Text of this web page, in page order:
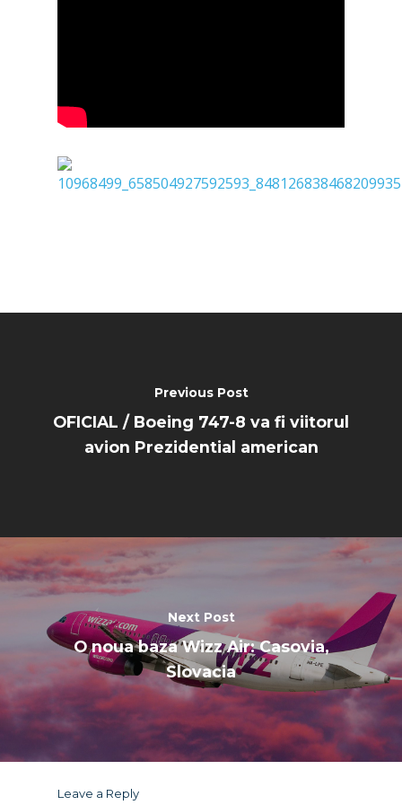
Previous Post
OFICIAL / Boeing 747-8 va fi viitorul
avion Prezidential american
Next Post
O noua baza Wizz Air: Casovia,
Slovacia
Leave a Reply